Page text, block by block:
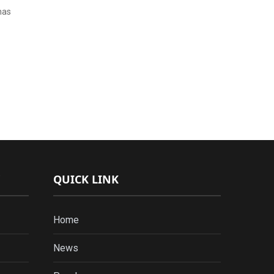
QUICK LINK
Home
News